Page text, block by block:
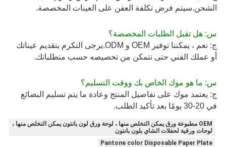
الشحن.سيتم فرض تكلفة العفن على العينات المخصصة.
س: هل تقبل الطلبات المخصصة؟
أو عملك الفني حتى نتمكن من تخصيصه حسب متطلباتك.
س: ما هو موك الخاص بك ووقت التسليم؟
في 20-30 يومًا بعد تأكيد الطلب.
OEM مطبوعة ورق يمكن التخلص منها ، لوحة ورق لون بانتون يمكن التخلص منها ،
لوحات ورقية لحفلات الشاي بلون بانتون
Pantone color Disposable Paper Plate